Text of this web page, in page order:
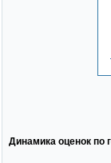
Динамика оценок по